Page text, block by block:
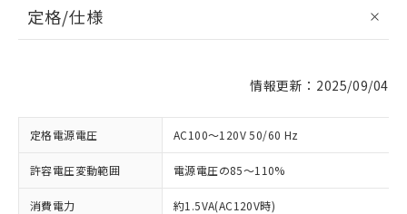
定格/仕様
情報更新：2025/09/04
定格電源電圧 AC100～120V 50/60 Hz
許容電圧変動範囲 電源電圧の85～110%
消費電力 約1.5VA(AC120V時)